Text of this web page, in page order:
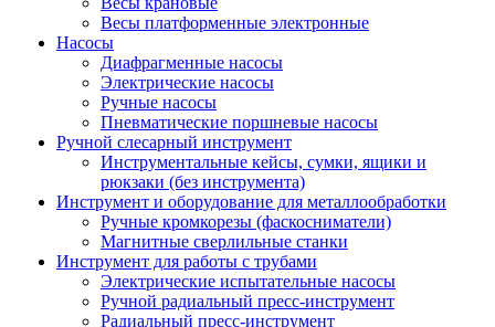
Весы платформенные электронные
Насосы
Диафрагменные насосы
Электрические насосы
Ручные насосы
Пневматические поршневые насосы
Ручной слесарный инструмент
Инструментальные кейсы, сумки, ящики и
рюкзаки (без инструмента)
Инструмент и оборудование для металлообработки
Ручные кромкорезы (фаскосниматели)
Магнитные сверлильные станки
Инструмент для работы с трубами
Электрические испытательные насосы
Ручной радиальный пресс-инструмент
Радиальный пресс-инструмент